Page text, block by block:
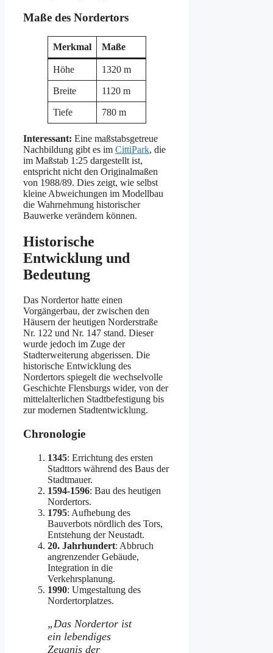
Maße des Nordertors
Merkmal Maße
Höhe 1320 m
Breite 1120 m
Tiefe 780 m
Interessant: Eine maßstabsgetreue
Nachbildung gibt es im CittiPark, die
im Maßstab 1:25 dargestellt ist,
entspricht nicht den Originalmaßen
von 1988/89. Dies zeigt, wie selbst
kleine Abweichungen im Modellbau
die Wahrnehmung historischer
Bauwerke verändern können.
Historische
Entwicklung und
Bedeutung
Das Nordertor hatte einen
Vorgängerbau, der zwischen den
Häusern der heutigen Norderstraße
Nr. 122 und Nr. 147 stand. Dieser
wurde jedoch im Zuge der
Stadterweiterung abgerissen. Die
historische Entwicklung des
Nordertors spiegelt die wechselvolle
Geschichte Flensburgs wider, von der
mittelalterlichen Stadtbefestigung bis
zur modernen Stadtentwicklung.
Chronologie
1345: Errichtung des ersten
Stadttors während des Baus der
Stadtmauer.
1594-1596: Bau des heutigen
Nordertors.
1795: Aufhebung des
Bauverbots nördlich des Tors,
Entstehung der Neustadt.
20. Jahrhundert: Abbruch
angrenzender Gebäude,
Integration in die
Verkehrsplanung.
1990: Umgestaltung des
Nordertorplatzes.
„Das Nordertor ist
ein lebendiges
Zeugnis der